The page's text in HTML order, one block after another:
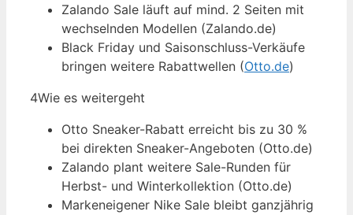
Zalando Sale läuft auf mind. 2 Seiten mit
wechselnden Modellen (Zalando.de)
Black Friday und Saisonschluss-Verkäufe
bringen weitere Rabattwellen (Otto.de)
4Wie es weitergeht
Otto Sneaker-Rabatt erreicht bis zu 30 %
bei direkten Sneaker-Angeboten (Otto.de)
Zalando plant weitere Sale-Runden für
Herbst- und Winterkollektion (Otto.de)
Markeneigener Nike Sale bleibt ganzjährig